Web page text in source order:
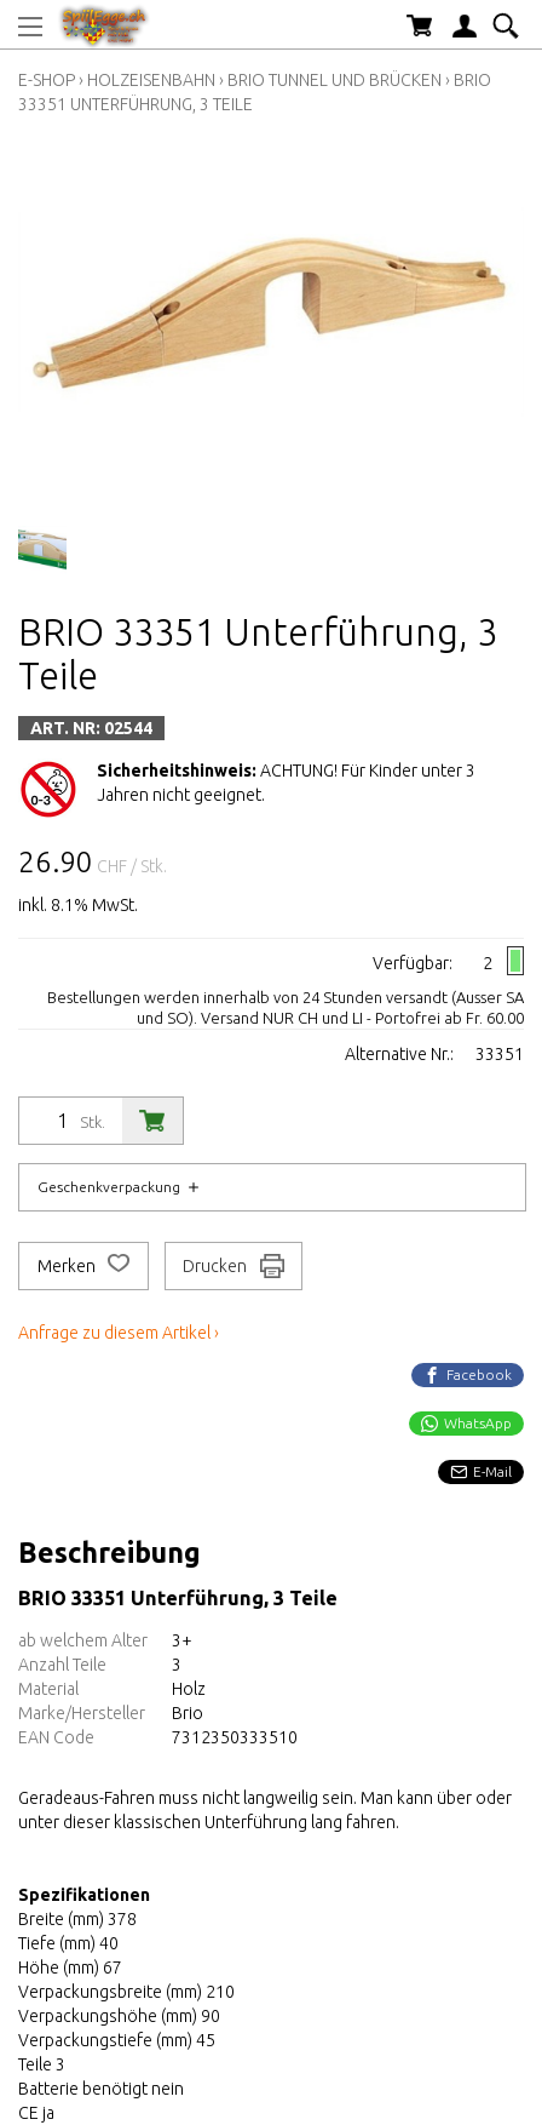
E-SHOP › HOLZEISENBAHN › BRIO TUNNEL UND BRÜCKEN › BRIO
33351 UNTERFÜHRUNG, 3 TEILE
BRIO 33351 Unterführung, 3
Teile
ART. NR: 02544
Sicherheitshinweis: ACHTUNG! Für Kinder unter 3
Jahren nicht geeignet.
26.90 CHF / Stk.
inkl. 8.1% MwSt.
Verfügbar: 2
Bestellungen werden innerhalb von 24 Stunden versandt (Ausser SA
und SO). Versand NUR CH und LI - Portofrei ab Fr. 60.00
Alternative Nr.: 33351
Stk.
Geschenkverpackung
Merken Drucken
Anfrage zu diesem Artikel ›
Facebook
WhatsApp
E-Mail
Beschreibung
BRIO 33351 Unterführung, 3 Teile
ab welchem Alter
3+
Anzahl Teile
3
Material
Holz
Marke/Hersteller
Brio
EAN Code
7312350333510
Geradeaus-Fahren muss nicht langweilig sein. Man kann über oder
unter dieser klassischen Unterführung lang fahren.
Spezifikationen
Breite (mm) 378
Tiefe (mm) 40
Höhe (mm) 67
Verpackungsbreite (mm) 210
Verpackungshöhe (mm) 90
Verpackungstiefe (mm) 45
Teile 3
Batterie benötigt nein
CE ja